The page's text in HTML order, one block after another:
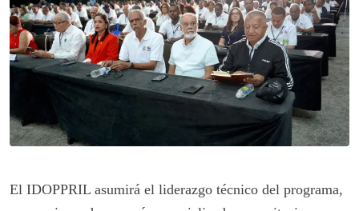
El IDOPPRIL asumirá el liderazgo técnico del programa,